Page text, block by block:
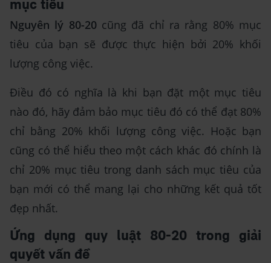
mục tiêu
Nguyên lý 80-20cũng đã chỉ ra rằng 80% mục
tiêu của bạn sẽ được thực hiện bởi 20% khối
lượng công việc.
Điều đó có nghĩa là khi bạn đặt một mục tiêu
nào đó, hãy đảm bảo mục tiêu đó có thể đạt 80%
chỉ bằng 20% khối lượng công việc. Hoặc bạn
cũng có thể hiểu theo một cách khác đó chính là
chỉ 20% mục tiêu trong danh sách mục tiêu của
bạn mới có thể mang lại cho những kết quả tốt
đẹp nhất.
Ứng dụng quy luật 80-20 trong giải
quyết vấn đề